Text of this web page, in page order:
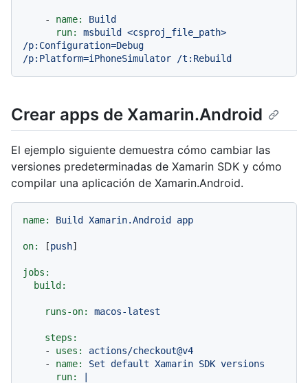
- name:
Build
run:
msbuild <csproj_file_path>
/p:Configuration=Debug
/p:Platform=iPhoneSimulator
/t:Rebuild
Crear apps de Xamarin.Android
El ejemplo siguiente demuestra cómo cambiar las
versiones predeterminadas de Xamarin SDK y cómo
compilar una aplicación de Xamarin.Android.
name: Build Xamarin.Android app
on: [push]
jobs:
build:
runs-on: macos-latest
steps:
-
uses:
actions/checkout@v4
-
name: Set default Xamarin SDK versions
run: